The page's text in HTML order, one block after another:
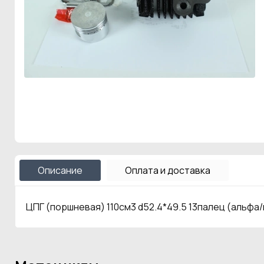
Описание Оплата и доставка
ЦПГ (поршневая) 110см3 d52.4*49.5 13палец